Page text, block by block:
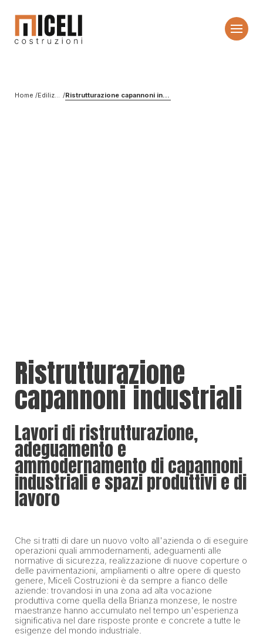
Home Edilizia Industriale Ristrutturazione capannoni industriali
Ristrutturazione
capannoni industriali
Lavori di ristrutturazione,
adeguamento e
ammodernamento di capannoni
industriali e spazi produttivi e di
lavoro
Che si tratti di dare un nuovo volto all'azienda o di eseguire
operazioni quali ammodernamenti, adeguamenti alle
normative di sicurezza, realizzazione di nuove coperture o
delle pavimentazioni, ampliamenti o altre opere di questo
genere, Miceli Costruzioni è da sempre a fianco delle
aziende: trovandosi in una zona ad alta vocazione
produttiva come quella della Brianza monzese, le nostre
maestranze hanno accumulato nel tempo un'esperienza
significativa nel dare risposte pronte e concrete a tutte le
esigenze del mondo industriale.